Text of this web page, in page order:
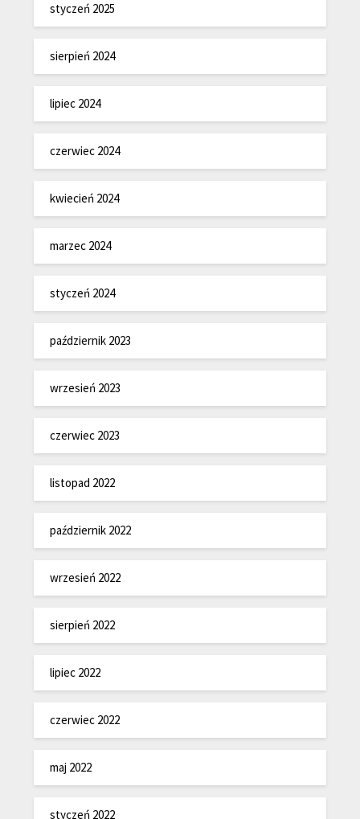
styczeń 2025
sierpień 2024
lipiec 2024
czerwiec 2024
kwiecień 2024
marzec 2024
styczeń 2024
październik 2023
wrzesień 2023
czerwiec 2023
listopad 2022
październik 2022
wrzesień 2022
sierpień 2022
lipiec 2022
czerwiec 2022
maj 2022
styczeń 2022